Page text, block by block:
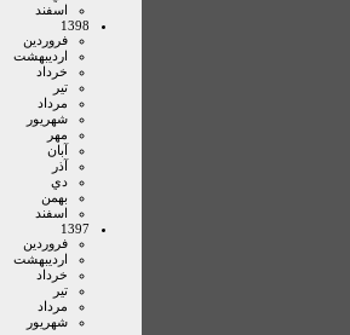
اسفند
1398
فروردين
ارديبهشت
خرداد
تير
مرداد
شهريور
مهر
آبان
آذر
دي
بهمن
اسفند
1397
فروردين
ارديبهشت
خرداد
تير
مرداد
شهريور